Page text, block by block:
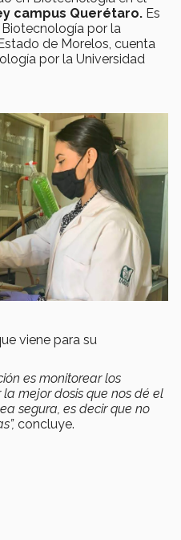
campus Querétaro. Es
por la
de Morelos, cuenta
por la Universidad
viene para su
es monitorear los
mejor dosis que nos dé el
segura, es decir que no
concluye.